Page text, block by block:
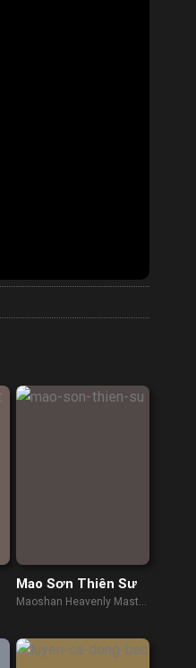
Mao Sơn Thiên Sư
Maoshan Heavenly Master